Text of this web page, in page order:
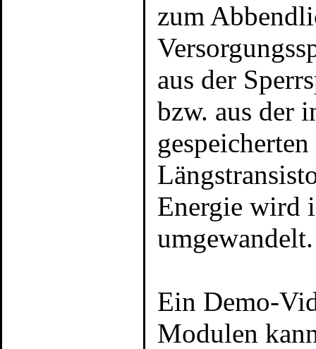
zum
aus der
bzw. aus der
Energie wird
umgewandelt.
Ein Demo-
Modulen